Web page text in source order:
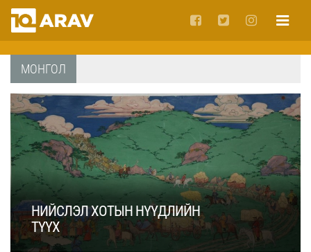
МОНГОЛ
НИЙСЛЭЛ ХОТЫН НҮҮДЛИЙН
ТҮҮХ